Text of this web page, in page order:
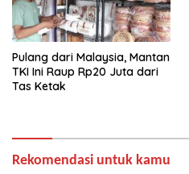
Pulang dari Malaysia, Mantan
TKI Ini Raup Rp20 Juta dari
Tas Ketak
Rekomendasi untuk kamu